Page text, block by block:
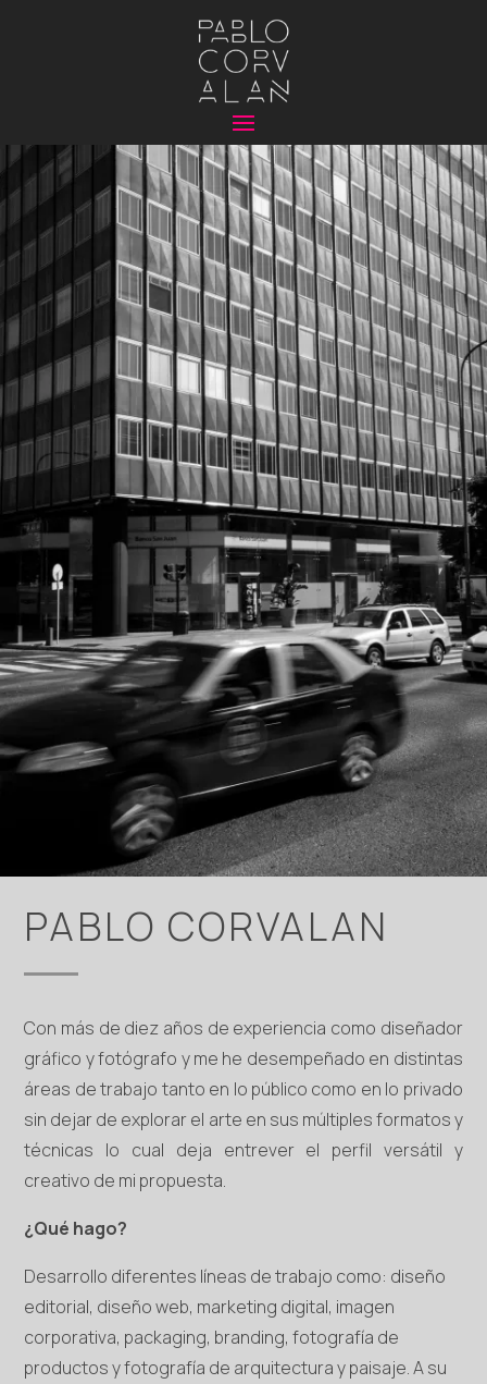
PABLO CORVALAN
Con más de diez años de experiencia como diseñador
gráfico y fotógrafo y me he desempeñado en distintas
áreas de trabajo tanto en lo público como en lo privado
sin dejar de explorar el arte en sus múltiples formatos y
técnicas lo cual deja entrever el perfil versátil y
creativo de mi propuesta.
¿Qué hago?
Desarrollo diferentes líneas de trabajo como: diseño
editorial, diseño web, marketing digital, imagen
corporativa, packaging, branding, fotografía de
productos y fotografía de arquitectura y paisaje. A su